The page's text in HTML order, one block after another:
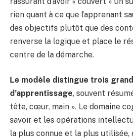
rien quant à ce que l’apprenant
des objectifs plutôt que des
renverse la logique et place le
centre de la démarche.
Le modèle distingue trois
d’apprentissage, souvent
tête, cœur, main ». Le domaine
savoir et les opérations
la plus connue et la plus utilisée,